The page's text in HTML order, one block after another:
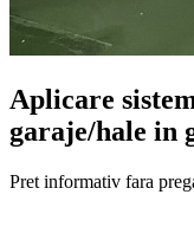
Aplicare
garaje/hale in
Pret informativ fara